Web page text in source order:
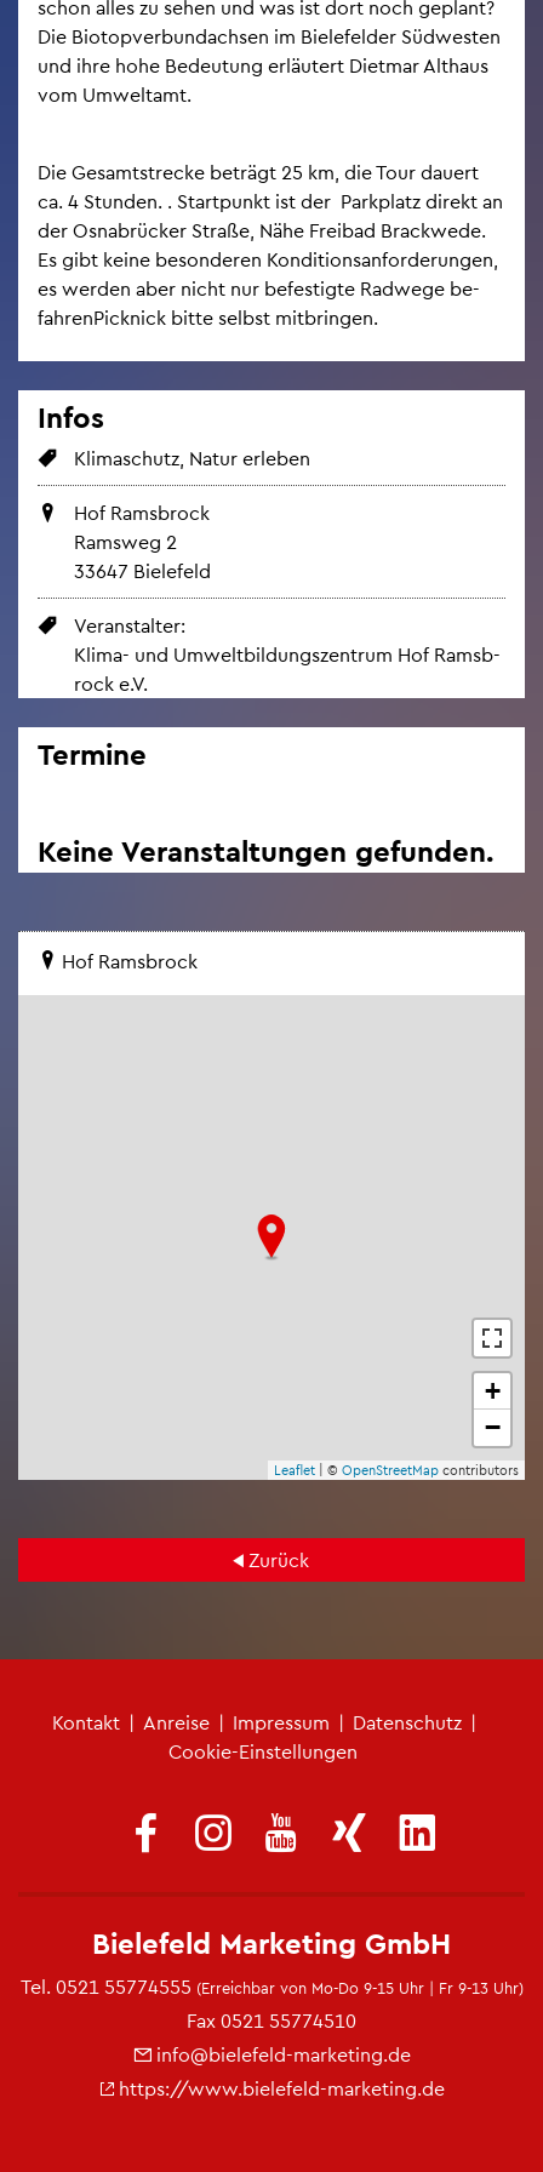
schon alles zu sehen und was ist dort noch ge­plant?
Die Bio­top­ver­bund­ach­sen im Bie­le­fel­der Süd­wes­ten
und ihre hohe Be­deu­tung er­läu­tert Diet­mar Alt­haus
vom Um­welt­amt.
Die Ge­samt­stre­cke be­trägt 25 km, die Tour dau­ert
ca. 4 Stun­den. . Start­punkt ist der Park­platz di­rekt an
der Os­na­brü­cker Stra­ße, Nähe Frei­bad Brack­we­de.
Es gibt keine be­son­de­ren Kon­di­ti­ons­an­for­de­run­gen,
es wer­den aber nicht nur be­fes­tig­te Rad­we­ge be­
fah­ren­Pick­nick bitte selbst mit­brin­gen.
Infos
Kli­ma­schutz, Natur er­le­ben
Hof Rams­b­rock
Rams­weg 2
33647 Bie­le­feld
Ver­an­stal­ter:
Klima- und Um­welt­bil­dungs­zen­trum Hof Rams­b­
rock e.V.
Ter­mi­ne
Keine Ver­an­stal­tun­gen ge­fun­den.
Hof Rams­b­rock
+
−
Leaf­let | © Open­Street­Map con­tri­bu­tors
Zu­rück
Kon­takt | An­rei­se | Im­pres­sum | Da­ten­schutz |
Coo­kie-Ein­stel­lun­gen
Bie­le­feld Mar­ke­ting GmbH
Tel. 0521 55774555 (Er­reich­bar von Mo-Do 9-15 Uhr | Fr 9-13 Uhr)
Fax 0521 55774510
info@​bielefeld-​marketing.​de
https://​www.​bielefeld-​marketing.​de